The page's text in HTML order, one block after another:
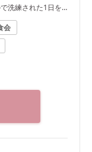
洗練された1日をご
》
会